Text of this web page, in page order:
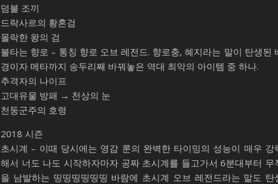
덤불 조끼
드락사르의 황혼검
몰락한 왕의 검
불타는 향로 – 통칭 향로 오브 레전드. 향로충, 혜지라는 말이 탄생된
경이자 메타까지 송두리째 바꿔놓은 역대 최악의 아이템 중 하나.
추격자의 나이프
고대유물 방패 → 천상의 눈
천둥군주의 호령
2018 시즌
초시계 – 이때 당시에는 영감 룬의 완벽한 타이밍의 성능이 매우 강
해서 너도 나도 시작하자마자 공짜 초시계를 들고가서 6분대부터 무
을 남발하는 띵띵띵띵띵띵 바람에 초시계 오브 레전드라는 말도 탄